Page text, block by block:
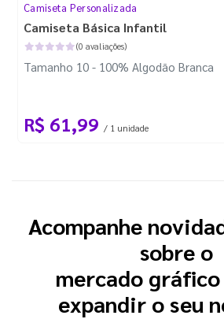
Camiseta Personalizada
Camiseta Básica Infantil
(0 avaliações)
Tamanho 10 - 100% Algodão Branca
R$ 61,99 / 1 unidade
Acompanhe
sobre o
mercado gráfico
expandir o seu